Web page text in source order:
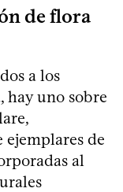
de flora
a los
uno sobre
ejemplares de
al